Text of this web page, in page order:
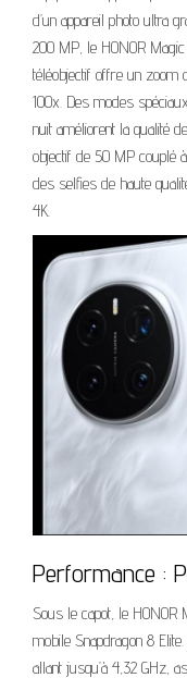
d’un appareil photo ultra
200 MP, le HONOR
téléobjectif offre un zoom
100x. Des modes
nuit améliorent la qualité
objectif de 50 MP couplé
des selfies de haute
4K.
Performance :
Sous le capot, le
mobile Snapdragon 8
allant jusqu’à 4,32 GHz,